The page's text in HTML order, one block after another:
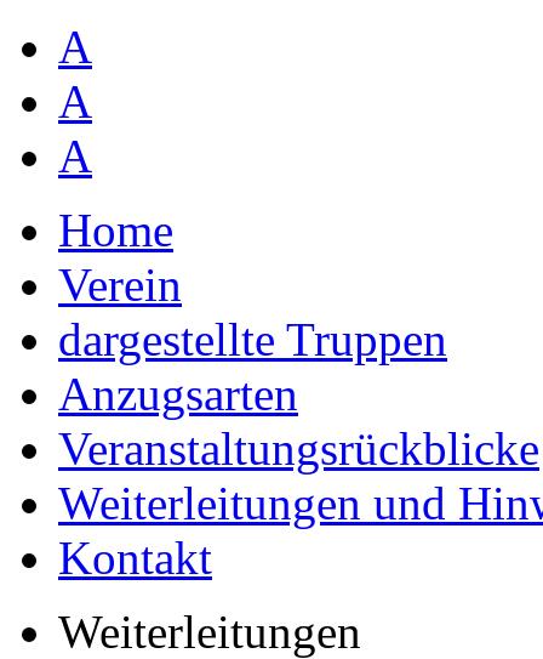
A
A
A
Home
Verein
dargestellte Truppen
Anzugsarten
Veranstaltungsrückblicke
Weiterleitungen und
Kontakt
Weiterleitungen